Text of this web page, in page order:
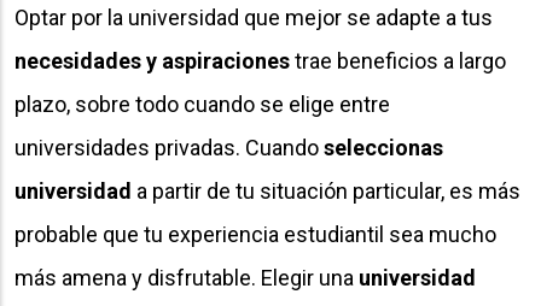
Optar por la universidad que mejor se adapte a tus
necesidades y aspiracionestrae beneficios a largo
plazo, sobre todo cuando se elige entre
universidades privadas. Cuandoseleccionas
universidad a partir de tu situación particular, es más
probable que tu experiencia estudiantil sea mucho
más amena y disfrutable. Elegir una universidad